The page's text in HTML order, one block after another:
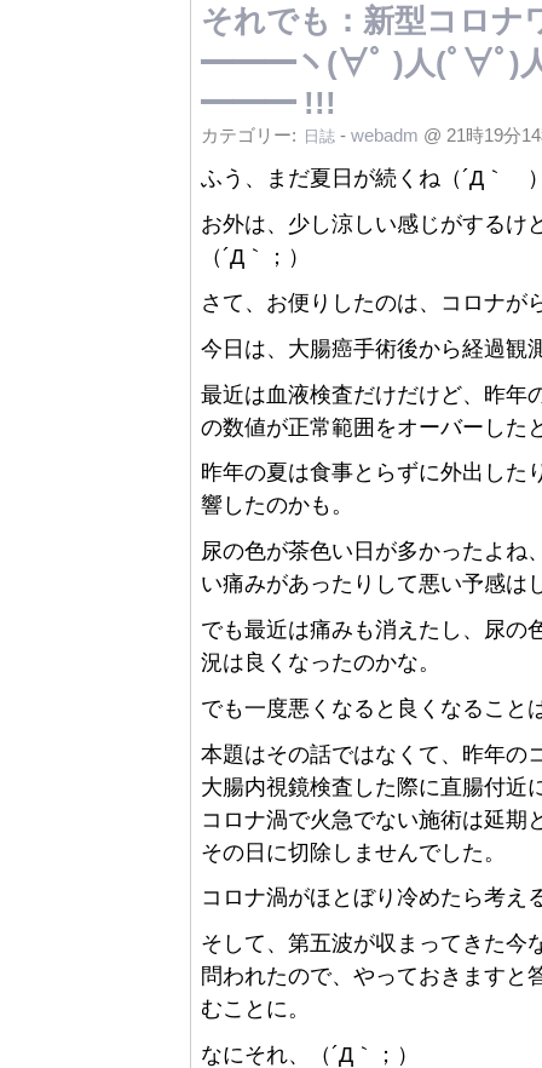
それでも：新型コロナ
━━━ヽ(∀ﾟ )人(ﾟ∀ﾟ)
━━━ !!!
カテゴリー: 日誌 - webadm @ 21時19分
ふう、まだ夏日が続くね（´Д｀
お外は、少し涼しい感じがするけ
（´Д｀；）
さて、お便りしたのは、コロナが
今日は、大腸癌手術後から経過観
最近は血液検査だけだけど、昨年
の数値が正常範囲をオーバーした
昨年の夏は食事とらずに外出した
響したのかも。
尿の色が茶色い日が多かったよね
い痛みがあったりして悪い予感は
でも最近は痛みも消えたし、尿の
況は良くなったのかな。
でも一度悪くなると良くなること
本題はその話ではなくて、昨年の
大腸内視鏡検査した際に直腸付近
コロナ渦で火急でない施術は延期
その日に切除しませんでした。
コロナ渦がほとぼり冷めたら考え
そして、第五波が収まってきた今
問われたので、やっておきますと
むことに。
なにそれ、（´Д｀；）